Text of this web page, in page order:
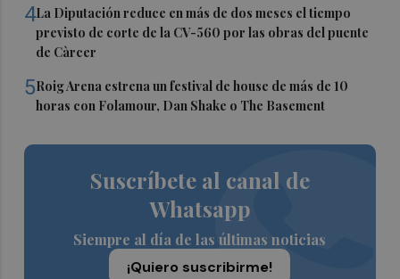
4La Diputación reduce en más de dos meses el tiempo
previsto de corte de la CV-560 por las obras del puente
de Càrcer
5Roig Arena estrena un festival de house de más de 10
horas con Folamour, Dan Shake o The Basement
Suscríbete al canal de
Whatsapp
Siempre al día de las últimas noticias
¡Quiero suscribirme!